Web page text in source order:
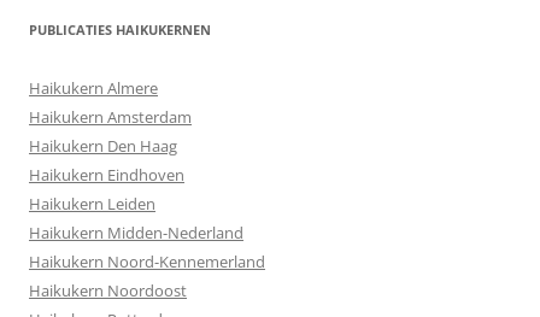
PUBLICATIES HAIKUKERNEN
Haikukern Almere
Haikukern Amsterdam
Haikukern Den Haag
Haikukern Eindhoven
Haikukern Leiden
Haikukern Midden-Nederland
Haikukern Noord-Kennemerland
Haikukern Noordoost